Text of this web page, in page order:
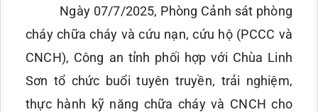
Ngày 07/7/2025, Phòng Cảnh sát phòng
cháy chữa cháy và cứu nạn, cứu hộ (PCCC và
CNCH), Công an tỉnh phối hợp với Chùa Linh
Sơn tổ chức buổi tuyên truyền, trải nghiệm,
thực hành kỹ năng chữa cháy và CNCH cho